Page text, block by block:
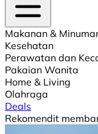
Makanan &
Kesehatan
Perawatan dan
Pakaian Wanita
Home & Living
Olahraga
Deals
Rekomendit